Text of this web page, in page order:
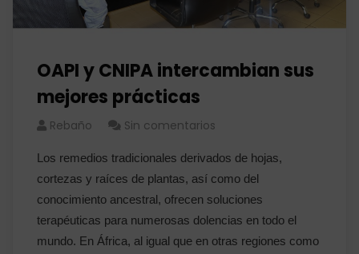
OAPI y CNIPA intercambian sus
mejores prácticas
Rebaño Sin comentarios
Los remedios tradicionales derivados de hojas,
cortezas y raíces de plantas, así como del
conocimiento ancestral, ofrecen soluciones
terapéuticas para numerosas dolencias en todo el
mundo. En África, al igual que en otras regiones como